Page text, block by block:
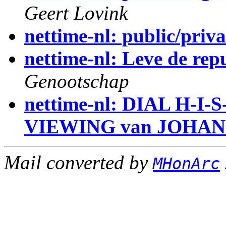
Geert Lovink
nettime-nl: public/
nettime-nl: Leve de
Genootschap
nettime-nl: DIAL H-I-
VIEWING van
Mail converted byMHonArc